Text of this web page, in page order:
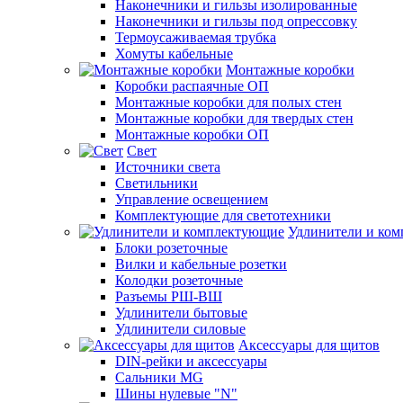
Наконечники и гильзы изолированные
Наконечники и гильзы под опрессовку
Термоусаживаемая трубка
Хомуты кабельные
Монтажные коробки
Коробки распаячные ОП
Монтажные коробки для полых стен
Монтажные коробки для твердых стен
Монтажные коробки ОП
Свет
Источники света
Светильники
Управление освещением
Комплектующие для светотехники
Удлинители и
Блоки розеточные
Вилки и кабельные розетки
Колодки розеточные
Разъемы РШ-ВШ
Удлинители бытовые
Удлинители силовые
Аксессуары для щитов
DIN-рейки и аксессуары
Сальники MG
Шины нулевые "N"